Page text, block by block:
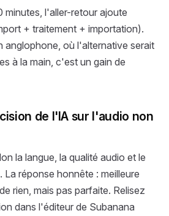
minutes, l'aller-retour ajoute
+ traitement + importation).
anglophone, où l'alternative serait
à la main, c'est un gain de
de l'IA sur l'audio non
la langue, la qualité audio et le
réponse honnête : meilleure
rien, mais pas parfaite. Relisez
dans l'éditeur de Subanana